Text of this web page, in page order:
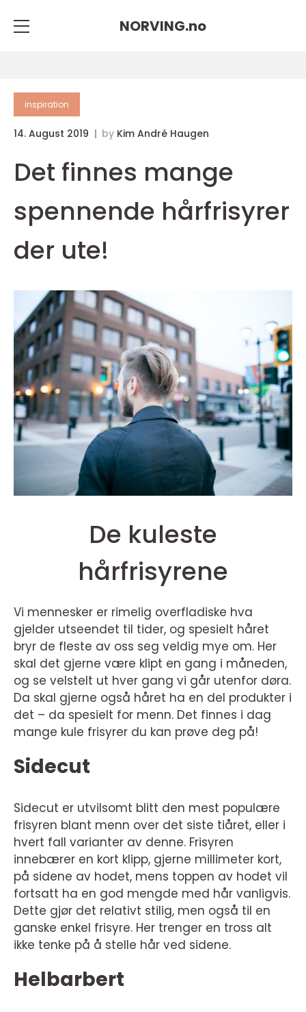
NORVING.no
inspiration
14. August 2019 by Kim André Haugen
Det finnes mange
spennende hårfrisyrer
der ute!
De kuleste
hårfrisyrene
Vi mennesker er rimelig overfladiske hva
gjelder utseendet til tider, og spesielt håret
bryr de fleste av oss seg veldig mye om. Her
skal det gjerne være klipt en gang i måneden,
og se velstelt ut hver gang vi går utenfor døra.
Da skal gjerne også håret ha en del produkter i
det – da spesielt for menn. Det finnes i dag
mange kule frisyrer du kan prøve deg på!
Sidecut
Sidecut er utvilsomt blitt den mest populære
frisyren blant menn over det siste tiåret, eller i
hvert fall varianter av denne. Frisyren
innebærer en kort klipp, gjerne millimeter kort,
på sidene av hodet, mens toppen av hodet vil
fortsatt ha en god mengde med hår vanligvis.
Dette gjør det relativt stilig, men også til en
ganske enkel frisyre. Her trenger en tross alt
ikke tenke på å stelle hår ved sidene.
Helbarbert